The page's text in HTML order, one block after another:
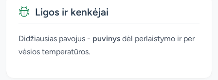
Ligos ir kenkėjai
Didžiausias pavojus - puvinys dėl perlaistymo ir per
vėsios temperatūros.